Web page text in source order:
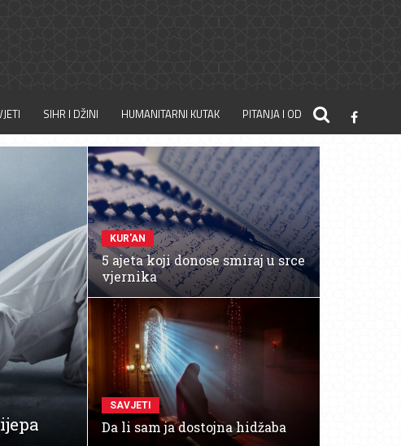
SIHR I DŽINI HUMANITARNI KUTAK PITANJA I ODGOVORI
KUR'AN
5 ajeta koji donose smiraj u srce
vjernika
SAVJETI
Da li sam ja dostojna hidžaba